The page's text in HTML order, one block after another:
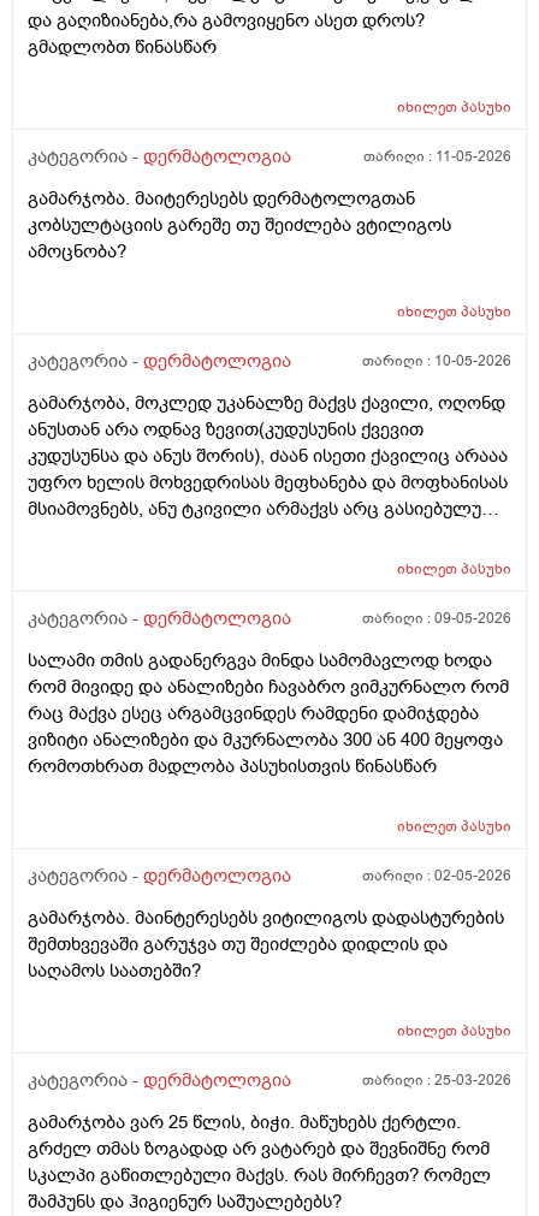
და გაღიზიანება,რა გამოვიყენო ასეთ დროს?
გმადლობთ წინასწარ
იხილეთპასუხი
კატეგორია - დერმატოლოგია თარიღი : 11-05-2026
გამარჯობა. მაიტერესებს დერმატოლოგთან
კობსულტაციის გარეშე თუ შეიძლება ვტილიგოს
ამოცნობა?
იხილეთპასუხი
კატეგორია - დერმატოლოგია თარიღი : 10-05-2026
გამარჯობა, მოკლედ უკანალზე მაქვს ქავილი, ოღონდ
ანუსთან არა ოდნავ ზევით(კუდუსუნის ქვევით
კუდუსუნსა და ანუს შორის), ძაან ისეთი ქავილიც არააა
უფრო ხელის მოხვედრისას მეფხანება და მოფხანისას
მსიამოვნებს, ანუ ტკივილი არმაქვს არც გასიებულუ
ოპერაცია ანუ ბეწვის ჩაბრუნება(ლაზერით) მაგის მერე
წყლით) ანუ არამგონია რომ გამიმეორდეს. ჭიები
გარშემო, ჰემოროიდიც მაქვს ოდნავ, სოკო შეიძლება
იყოს? ან კანის გაღიზიანება?
იხილეთპასუხი
კატეგორია - დერმატოლოგია თარიღი :09-05-2026
სალამი თმის გადანერგვა მინდა სამომავლოდ ხოდა
რომ მივიდე და ანალიზები ჩავაბრო ვიმკურნალო რომ
რაც მაქვა ესეც არგამცვინდეს რამდენი დამიჯდება
ვიზიტი ანალიზები და მკურნალობა 300 ან 400 მეყოფა
რომოთხრათ მადლობა პასუხისთვის წინასწარ
იხილეთპასუხი
კატეგორია - დერმატოლოგია თარიღი :02-05-2026
გამარჯობა. მაინტერესებს ვიტილიგოს დადასტურების
შემთხვევაში გარუჯვა თუ შეიძლება დიდლის და
საღამოს საათებში?
იხილეთპასუხი
კატეგორია - დერმატოლოგია თარიღი :25-03-2026
გამარჯობა ვარ 25 წლის, ბიჭი. მაწუხებს ქერტლი.
გრძელ თმას ზოგადად არ ვატარებ და შევნიშნე რომ
სკალპი გაწითლებული მაქვს. რას მირჩევთ? რომელ
შამპუნს და ჰიგიენურ საშუალებებს?